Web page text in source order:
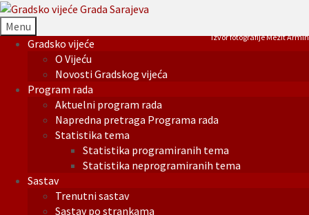
Menu
Gradsko vijeće
O Vijeću
Novosti Gradskog vijeća
Program rada
Aktuelni program rada
Napredna pretraga Programa rada
Statistika tema
Statistika programiranih tema
Statistika neprogramiranih tema
Sastav
Trenutni sastav
Sastav po strankama
Izvor fotografije Mezit Armin